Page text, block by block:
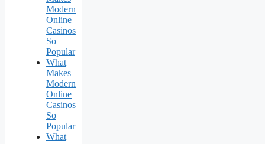
Modern
Online
Casinos
So
Popular
What
Makes
Modern
Online
Casinos
So
Popular
What